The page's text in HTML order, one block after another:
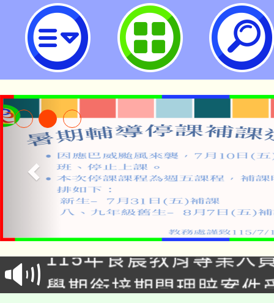
桃園市立瑞坪國民中學
淨零綠生活教案入校路
會
115年食農教育專業人
程
學期銜接期間理賠案件